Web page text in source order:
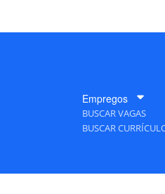
Empregos
BUSCAR VAGAS
BUSCAR